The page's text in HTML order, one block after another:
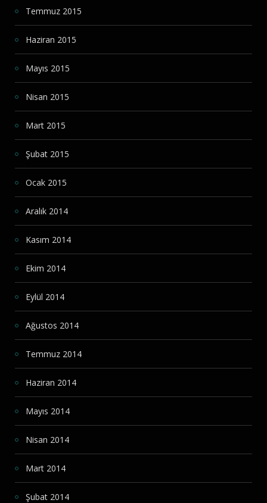
Temmuz 2015
Haziran 2015
Mayıs 2015
Nisan 2015
Mart 2015
Şubat 2015
Ocak 2015
Aralık 2014
Kasım 2014
Ekim 2014
Eylül 2014
Ağustos 2014
Temmuz 2014
Haziran 2014
Mayıs 2014
Nisan 2014
Mart 2014
Şubat 2014